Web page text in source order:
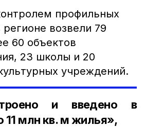
профильных
возвели 79
60 объектов
23 школы и 20
учреждений.
и введено в
11 млн кв. м жилья»,